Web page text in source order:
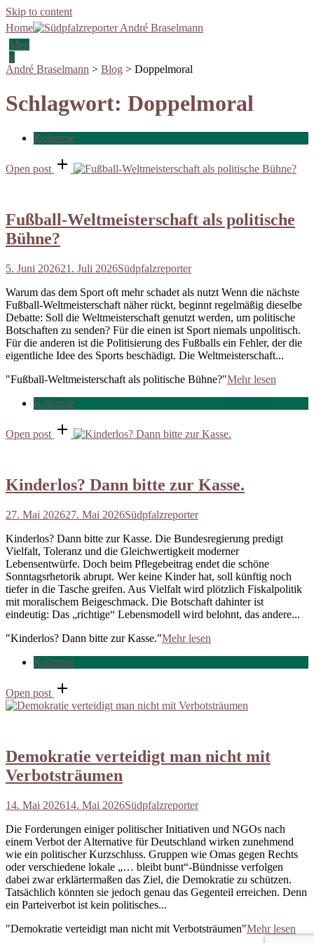
Skip to content
Home
Men
u
André Braselmann > Blog > Doppelmoral
Schlagwort: Doppelmoral
Kolumne
Open post
Fußball-Weltmeisterschaft als politische
Bühne?
5. Juni 202621. Juli 2026Südpfalzreporter
Warum das dem Sport oft mehr schadet als nutzt Wenn die nächste
Fußball-Weltmeisterschaft näher rückt, beginnt regelmäßig dieselbe
Debatte: Soll die Weltmeisterschaft genutzt werden, um politische
Botschaften zu senden? Für die einen ist Sport niemals unpolitisch.
Für die anderen ist die Politisierung des Fußballs ein Fehler, der die
eigentliche Idee des Sports beschädigt. Die Weltmeisterschaft...
"Fußball-Weltmeisterschaft als politische Bühne?"Mehr lesen
Kolumne
Open post
Kinderlos? Dann bitte zur Kasse.
27. Mai 202627. Mai 2026Südpfalzreporter
Kinderlos? Dann bitte zur Kasse. Die Bundesregierung predigt
Vielfalt, Toleranz und die Gleichwertigkeit moderner
Lebensentwürfe. Doch beim Pflegebeitrag endet die schöne
Sonntagsrhetorik abrupt. Wer keine Kinder hat, soll künftig noch
tiefer in die Tasche greifen. Aus Vielfalt wird plötzlich Fiskalpolitik
mit moralischem Beigeschmack. Die Botschaft dahinter ist
eindeutig: Das „richtige“ Lebensmodell wird belohnt, das andere...
"Kinderlos? Dann bitte zur Kasse."Mehr lesen
Kolumne
Open post
Demokratie verteidigt man nicht mit
Verbotsträumen
14. Mai 202614. Mai 2026Südpfalzreporter
Die Forderungen einiger politischer Initiativen und NGOs nach
einem Verbot der Alternative für Deutschland wirken zunehmend
wie ein politischer Kurzschluss. Gruppen wie Omas gegen Rechts
oder verschiedene lokale „… bleibt bunt“-Bündnisse verfolgen
dabei zwar erklärtermaßen das Ziel, die Demokratie zu schützen.
Tatsächlich könnten sie jedoch genau das Gegenteil erreichen. Denn
ein Parteiverbot ist kein politisches...
"Demokratie verteidigt man nicht mit Verbotsträumen"Mehr lesen